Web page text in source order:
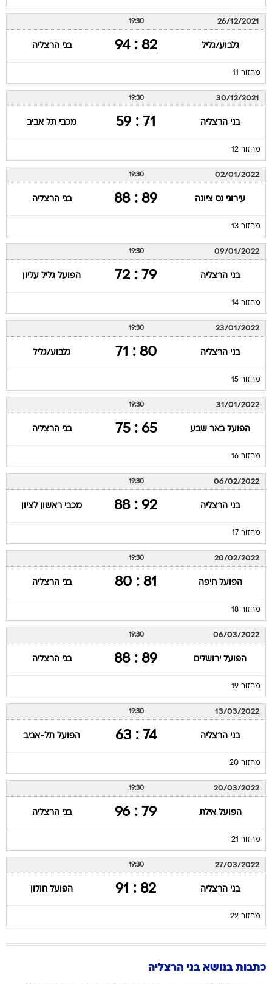
26/12/2021
19:30
גלבוע/גליל 82 : 94 בני הרצליה
מחזור 11
30/12/2021
19:30
בני הרצליה 71 : 59 מכבי תל אביב
מחזור 12
02/01/2022
19:30
עירוני נס ציונה 89 : 88 בני הרצליה
מחזור 13
09/01/2022
19:30
בני הרצליה 79 : 72 הפועל גליל עליון
מחזור 14
23/01/2022
19:30
בני הרצליה 80 : 71 גלבוע/גליל
מחזור 15
31/01/2022
19:30
הפועל באר שבע 65 : 75 בני הרצליה
מחזור 16
06/02/2022
19:30
בני הרצליה 92 : 88 מכבי ראשון לציון
מחזור 17
20/02/2022
19:30
הפועל חיפה 81 : 80 בני הרצליה
מחזור 18
06/03/2022
19:30
הפועל ירושלים 89 : 88 בני הרצליה
מחזור 19
13/03/2022
19:30
בני הרצליה 74 : 63 הפועל תל-אביב
מחזור 20
20/03/2022
19:30
הפועל אילת 79 : 96 בני הרצליה
מחזור 21
27/03/2022
19:30
בני הרצליה 82 : 91 הפועל חולון
מחזור 22
כתבות בנושא בני הרצליה